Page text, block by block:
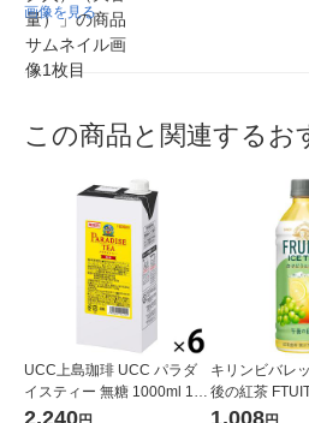
画像を見る
この商品と関連するお
UCC上島珈琲 UCC パラダ
イスティー 無糖 1000ml 1箱
（6本入）
2,240
キリンビバレ
後の紅茶
（フルーツ＆
1,008